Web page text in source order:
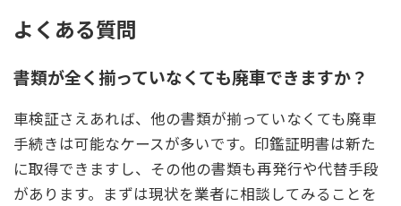
よくある質問
書類が全く揃っていなくても廃車できますか？
車検証さえあれば、他の書類が揃っていなくても廃車
手続きは可能なケースが多いです。印鑑証明書は新た
に取得できますし、その他の書類も再発行や代替手段
があります。まずは現状を業者に相談してみることを